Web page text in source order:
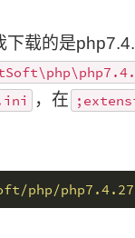
载的是
，在
php/